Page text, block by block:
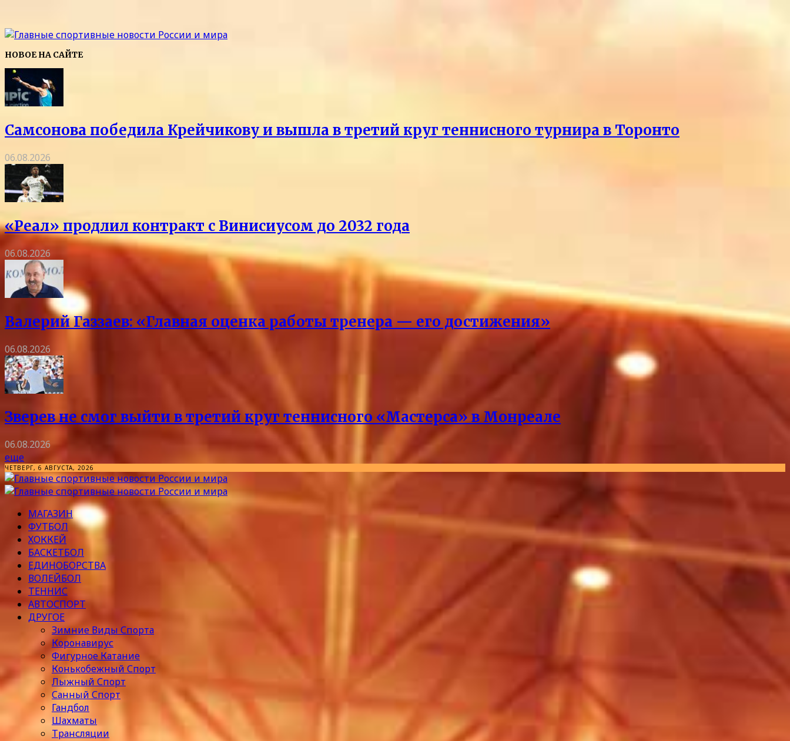
НОВОЕ НА САЙТЕ
Самсонова победила Крейчикову и вышла в третий круг теннисного турнира в Торонто
06.08.2026
«Реал» продлил контракт с Винисиусом до 2032 года
06.08.2026
Валерий Газзаев: «Главная оценка работы тренера — его достижения»
06.08.2026
Зверев не смог выйти в третий круг теннисного «Мастерса» в Монреале
06.08.2026
еще
ЧЕТВЕРГ, 6 АВГУСТА, 2026
МАГАЗИН
ФУТБОЛ
ХОККЕЙ
БАСКЕТБОЛ
ЕДИНОБОРСТВА
ВОЛЕЙБОЛ
ТЕННИС
АВТОСПОРТ
ДРУГОЕ
Зимние Виды Спорта
Коронавирус
Фигурное Катание
Конькобежный Спорт
Лыжный Спорт
Санный Спорт
Гандбол
Шахматы
Трансляции